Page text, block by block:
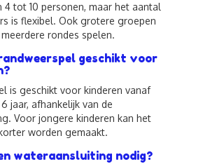
4 tot 10 personen, maar het aantal
is flexibel. Ook grotere groepen
rondes spelen.
geschikt voor
is geschikt voor kinderen vanaf
jaar, afhankelijk van de
Voor jongere kinderen kan het
worden gemaakt.
wateraansluiting nodig?